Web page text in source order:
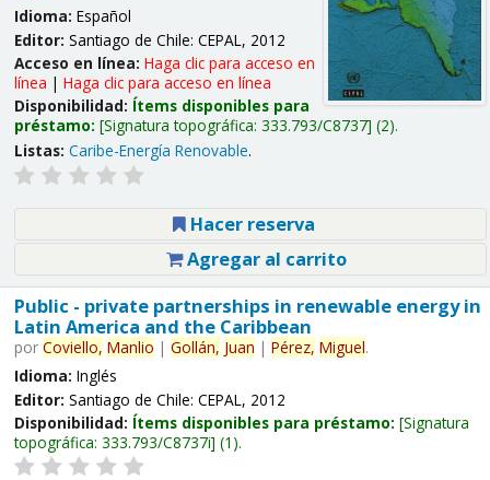
Idioma: Español
Editor: Santiago de Chile: CEPAL, 2012
Acceso en línea: Haga clic para acceso en
línea | Haga clic para acceso en línea
Disponibilidad: Ítems disponibles para
préstamo: Signatura topográfica: 333.793/C8737 (2).
Listas: Caribe-Energía Renovable.
Hacer reserva
Agregar al carrito
Public - private partnerships in renewable energy in
Latin America and the Caribbean
por Coviello, Manlio | Gollán, Juan | Pérez, Miguel.
Idioma: Inglés
Editor: Santiago de Chile: CEPAL, 2012
Disponibilidad: Ítems disponibles para préstamo: Signatura
topográfica: 333.793/C8737i (1).